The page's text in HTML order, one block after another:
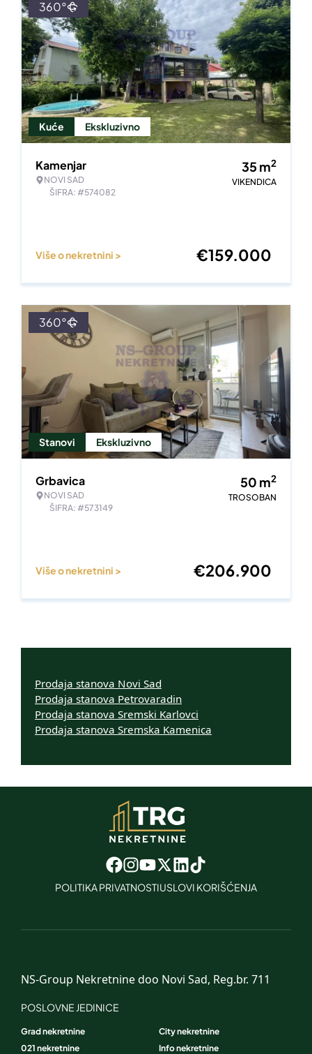
Kuće Ekskluzivno
360°
Kamenjar
NOVI SAD
ŠIFRA: #574082
35m2
VIKENDICA
Više o nekretnini > €159.000
Stanovi Ekskluzivno
360°
Grbavica
NOVI SAD
ŠIFRA: #573149
50 m2
TROSOBAN
Više o nekretnini > €206.900
Prodaja stanova Novi Sad
Prodaja stanova Petrovaradin
Prodaja stanova Sremski Karlovci
Prodaja stanova Sremska Kamenica
POLITIKA PRIVATNOSTIUSLOVI KORIŠĆENJA
NS-Group Nekretnine doo Novi Sad, Reg.br. 711
POSLOVNE JEDINICE
Grad nekretnine
City nekretnine
021 nekretnine
Info nekretnine